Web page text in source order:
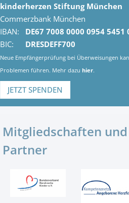
kinderherzen Stiftung München
Commerzbank München
IBAN:
DE67 7008 0000 0954 5451
BIC:
DRESDEFF700
Neue Empfängerprüfung bei Überweisungen
Problemen führen. Mehr dazu hier.
JETZT SPENDEN
Mitgliedschaften und
Partner